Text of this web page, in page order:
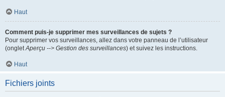
Haut
Comment puis-je supprimer mes surveillances de sujets ?
Pour supprimer vos surveillances, allez dans votre panneau de l’utilisateur
(ongletAperçu --> Gestion des surveillances) et suivez les instructions.
Haut
Fichiers joints